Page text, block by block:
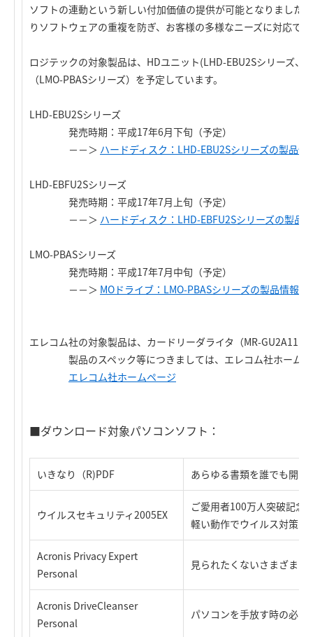
ソフトの連動という新しい付加価値の提供が可能となりました
りソフトウェアの重複を防ぎ、お客様の多様なニーズに対応で
ロジテックの対象製品は、HDユニット(LHD-EBU2Sシリーズ、
（LMO-PBASシリーズ）を予定しています。
LHD-EBU2Sシリーズ
発売時期：平成17年6月下旬（予定）
－－＞ ハードディスク：LHD-EBU2Sシリーズの製品情
LHD-EBFU2Sシリーズ
発売時期：平成17年7月上旬（予定）
－－＞ ハードディスク：LHD-EBFU2Sシリーズの製品
LMO-PBASシリーズ
発売時期：平成17年7月中旬（予定）
－－＞ MOドライブ：LMO-PBASシリーズの製品情報へ
エレコム社の対象製品は、カードリーダライタ（MR-GU2A11シ
製品のスペック等につきましては、エレコム社ホームペ
エレコム社ホームページ
■ダウンロード対象パソコンソフト：
いきなり（R)PDF あらゆる書類を誰でも開
ウイルスセキュリティ2005EX
ご愛用者100万人突破記念
軽い動作でウイルス対策を
Acronis Privacy Expert
Personal
見られたくないさまざま
Acronis DriveCleanser
Personal
パソコンを手放す時の必